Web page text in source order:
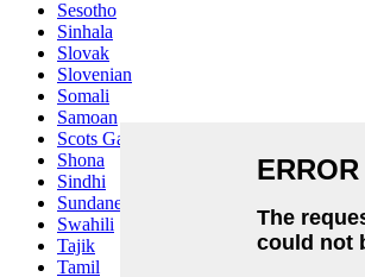
Sesotho
Sinhala
Slovak
Slovenian
Somali
Samoan
Scots Gaelic
Shona
Sindhi
Sundanese
Swahili
Tajik
Tamil